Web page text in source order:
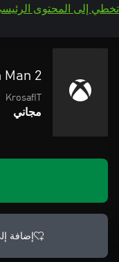
تخطي إلى المحتوى
Man 2
KrosafIT
مجاني
إضافة